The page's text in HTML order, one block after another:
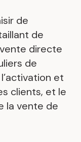
de
de
directe
de
et
clients, et le
la vente de